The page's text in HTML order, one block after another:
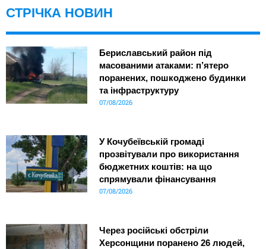
СТРІЧКА НОВИН
Бериславський район під
масованими атаками: п’ятеро
поранених, пошкоджено будинки
та інфраструктуру
07/08/2026
У Кочубеївській громаді
прозвітували про використання
бюджетних коштів: на що
спрямували фінансування
07/08/2026
Через російські обстріли
Херсонщини поранено 26 людей,